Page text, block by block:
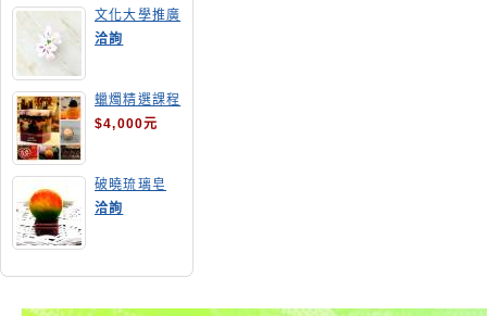
文化大學推廣
部高雄分部手
工皂教學
洽詢
蠟燭精選課程
$4,000元
破曉琉璃皂
洽詢